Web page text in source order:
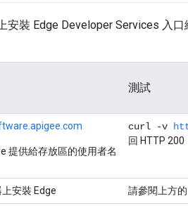
安裝 Edge Developer Services 入
測試
提供給存放區的使用者名
curl -v
回 HTTP 200
安裝 Edge 請參閱上方的